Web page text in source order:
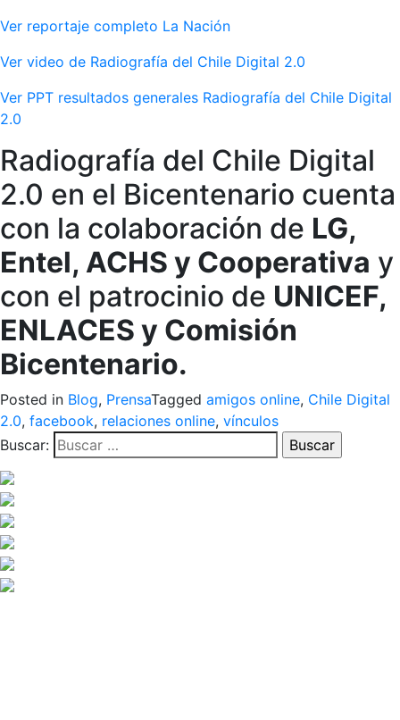
Ver reportaje completo La Nación
Ver video de Radiografía del Chile Digital 2.0
Ver PPT resultados generales Radiografía del Chile Digital
2.0
Radiografía del Chile Digital
2.0 en el Bicentenario cuenta
con la colaboración de LG,
Entel, ACHS y Cooperativa y
con el patrocinio de UNICEF,
ENLACES y Comisión
Bicentenario.
Posted in Blog, PrensaTagged amigos online, Chile Digital
2.0, facebook, relaciones online, vínculos
Buscar: